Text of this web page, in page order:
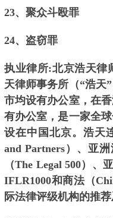
23、聚众斗殴罪
24、盗窃罪
执业律所:北京浩天律
天律师事务所（“浩天
市均设有办公室，在
有办公室，是一家全
设在中国北京。浩天
and Partners）、亚
（The Legal 500）、
IFLR1000和商法（
际法律评级机构的推荐